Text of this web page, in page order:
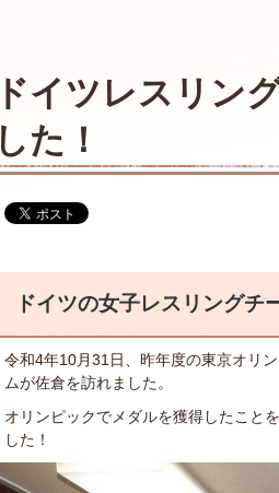
ドイツレスリン
した！
ドイツの女子レスリングチ
令和4年10月31日、昨年度の東京オリ
ムが佐倉を訪れました。
オリンピックでメダルを獲得したこと
した！